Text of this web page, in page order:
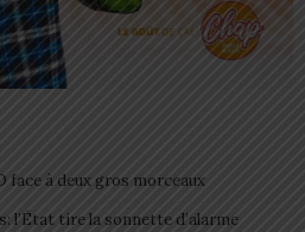
face à deux gros morceaux
l’État tire la sonnette d’alarme